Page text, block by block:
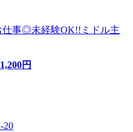
仕事◎未経験OK!!ミドル主
1,200円
20